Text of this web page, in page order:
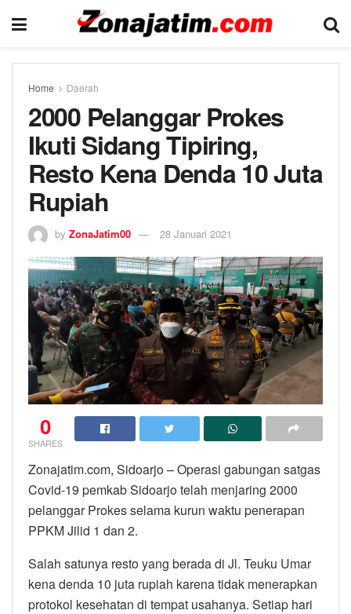
Home Daerah
2000 Pelanggar Prokes
Ikuti Sidang Tipiring,
Resto Kena Denda 10 Juta
Rupiah
by ZonaJatim00 28 Januari 2021
0
SHARES
Zonajatim.com, Sidoarjo – Operasi gabungan satgas
Covid-19 pemkab Sidoarjo telah menjaring 2000
pelanggar Prokes selama kurun waktu penerapan
PPKM Jilid 1 dan 2.
Salah satunya resto yang berada di Jl. Teuku Umar
kena denda 10 juta rupiah karena tidak menerapkan
protokol kesehatan di tempat usahanya. Setiap hari